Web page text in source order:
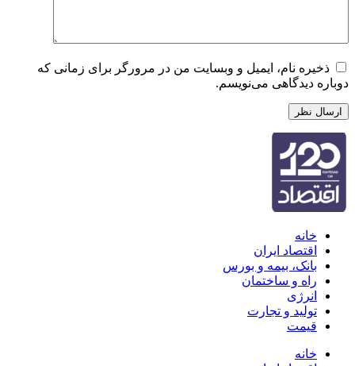
نام، ایمیل و وبسایت من در مرورگر برای زمانی که
دیدگاهی می‌نویسم.
خانه
اقتصاد ایران
بانک، بیمه و بورس
راه و ساختمان
انرژی
تولید و تجارت
قیمت
خانه